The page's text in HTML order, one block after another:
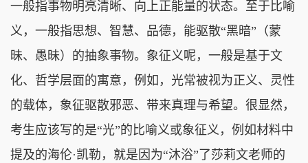
一般指事物明亮清晰、向上正能量的状态。至于比喻
义，一般指思想、智慧、品德，能驱散“黑暗”（蒙
昧、愚昧）的抽象事物。象征义呢，一般是基于文
化、哲学层面的寓意，例如，光常被视为正义、灵性
的载体，象征驱散邪恶、带来真理与希望。很显然，
考生应该写的是“光”的比喻义或象征义，例如材料中
提及的海伦·凯勒，就是因为“沐浴”了莎莉文老师的